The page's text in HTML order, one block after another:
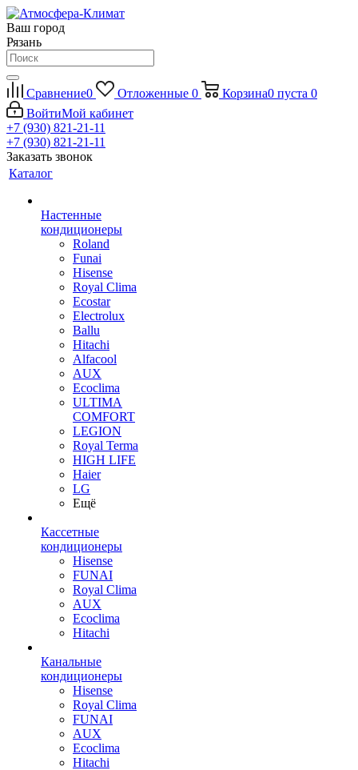
Ваш город
Рязань
Сравнение0 Отложенные 0 Корзина0 пуста 0
ВойтиМой кабинет
+7 (930) 821-21-11
+7 (930) 821-21-11
Заказать звонок
Каталог
Настенные
кондиционеры
Roland
Funai
Hisense
Royal Clima
Ecostar
Electrolux
Ballu
Hitachi
Alfacool
AUX
Ecoclima
ULTIMA
COMFORT
LEGION
Royal Terma
HIGH LIFE
Haier
LG
Ещё
Кассетные
кондиционеры
Hisense
FUNAI
Royal Clima
AUX
Ecoclima
Hitachi
Канальные
кондиционеры
Hisense
Royal Clima
FUNAI
AUX
Ecoclima
Hitachi